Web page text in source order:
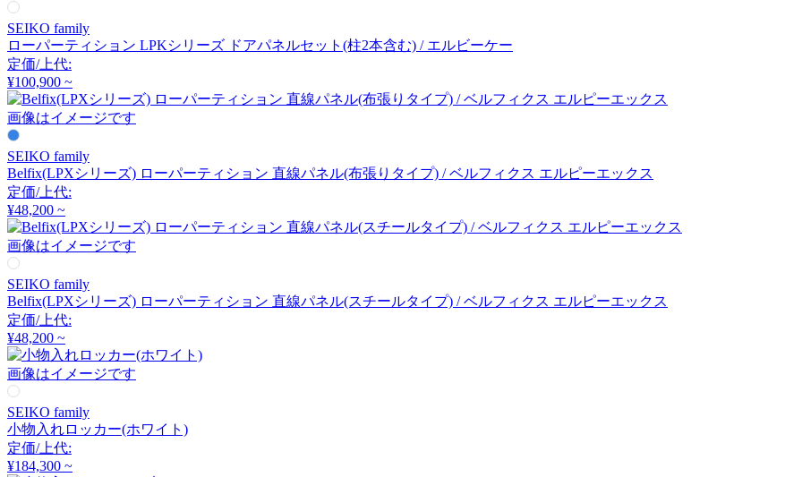
ARUNAi
アルナイ
Astep
アステップ
AZUMAYA
アズマヤ
B-LINE
B.C. SAN MICHELE
SEIKO family
ローパーティション LPKシリーズ ドアパネルセット(柱2本含む) / エルビーケー
定価/上代:
¥100,900 ~
画像はイメージです
SEIKO family
Belfix(LPXシリーズ) ローパーティション 直線パネル(布張りタイプ) / ベルフィクス エルピーエックス
定価/上代:
¥48,200 ~
画像はイメージです
SEIKO family
Belfix(LPXシリーズ) ローパーティション 直線パネル(スチールタイプ) / ベルフィクス エルピーエックス
定価/上代:
¥48,200 ~
画像はイメージです
SEIKO family
小物入れロッカー(ホワイト)
定価/上代:
¥184,300 ~